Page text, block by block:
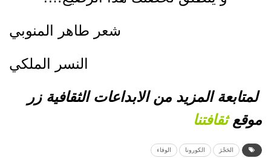
شعر طاهر المنوبي
النسر الملكي
لمتابعة المزيد من الابداعات الثقافية زر
موقعثقافتنا
الحَجْرَ الكورونا الوفاء